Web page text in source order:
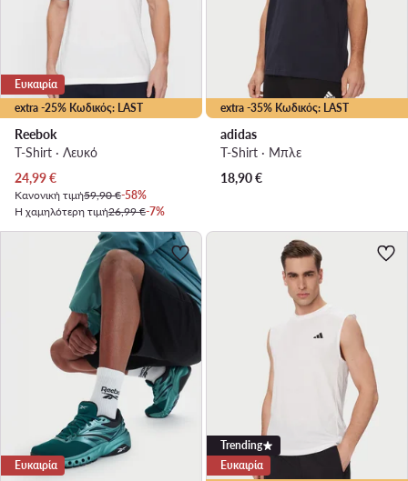
extra -25% Κωδικός: LAST
Ευκαιρία
Reebok
T-Shirt · Λευκό
Τρέχουσα τιμή
24,99€
Κανονική τιμή59,90 €-58%
Η χαμηλότερη τιμή26,99 €-7%
extra -35% Κωδικός: LAST
adidas
T-Shirt · Μπλε
18,90€
Ευκαιρία
Trending
Ευκαιρία